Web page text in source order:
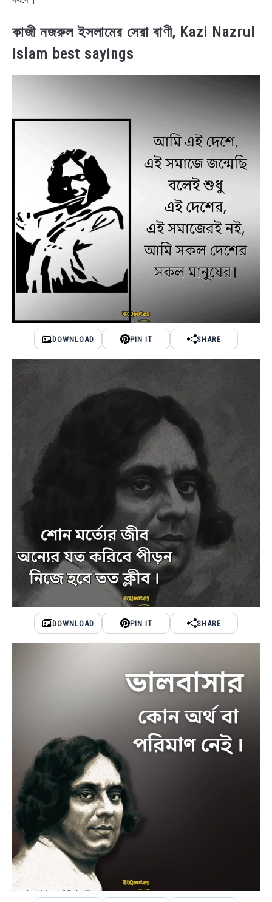
কাজী নজরুল ইসলামের সেরা বাণী, Kazi Nazrul
Islam best sayings
DOWNLOAD PIN IT SHARE
DOWNLOAD PIN IT SHARE